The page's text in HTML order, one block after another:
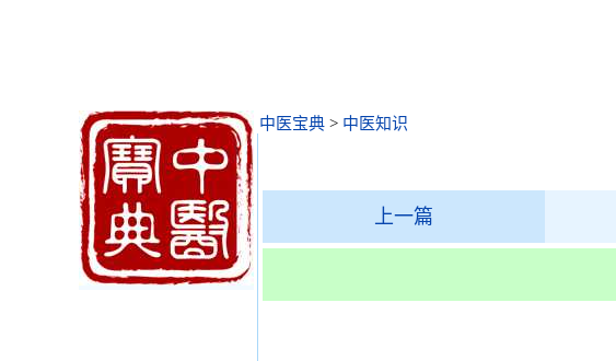
中医宝典 > 中医知识
上一篇